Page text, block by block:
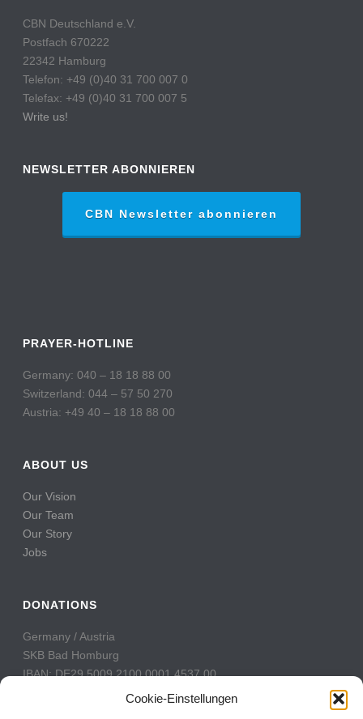
Cookie-Einstellungen
CBN Deutschland e.V.
Postfach 670222
22342 Hamburg
Telefon: +49 (0)40 31 700 007 0
Telefax: +49 (0)40 31 700 007 5
Write us!
NEWSLETTER ABONNIEREN
CBN Newsletter abonnieren
PRAYER-HOTLINE
Germany: 040 – 18 18 88 00
Switzerland: 044 – 57 50 270
Austria: +49 40 – 18 18 88 00
ABOUT US
Our Vision
Our Team
Our Story
Jobs
DONATIONS
Germany / Austria
SKB Bad Homburg
IBAN: DE29 5009 2100 0001 4537 00
BIC: GENODE51BH2